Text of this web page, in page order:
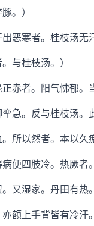
。）
寒者。桂枝汤无
与桂枝汤。）
者。阳气怫郁。
。反与桂枝汤。
以然者。本以久
四肢冷。热厥者
湿家。丹田有热
上手背皆有冷汗。